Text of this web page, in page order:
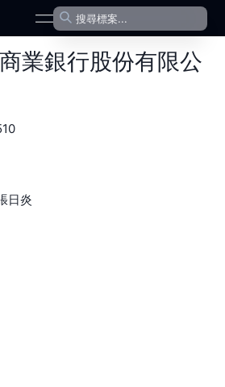
open navigation menu
業銀行股份有限公
日炎